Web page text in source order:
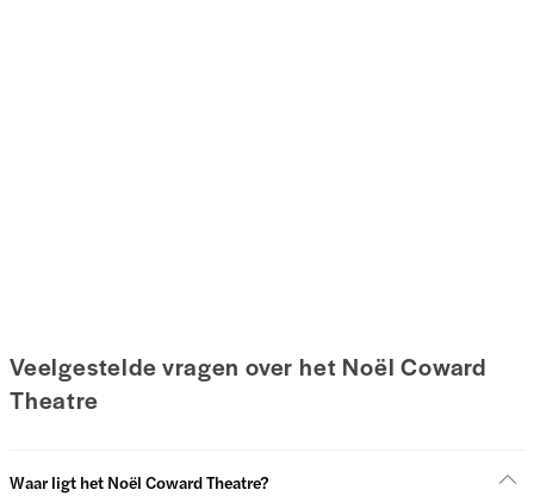
Veelgestelde vragen over het Noël Coward
Theatre
Waar ligt het Noël Coward Theatre?